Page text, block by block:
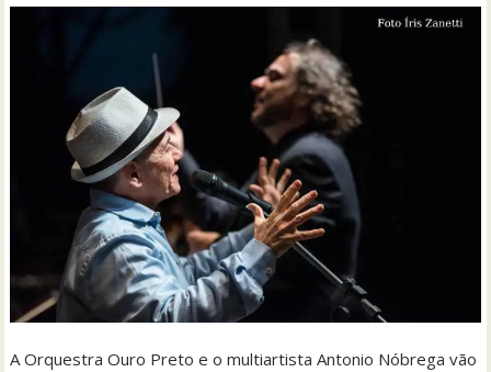
A Orquestra Ouro Preto e o multiartista Antonio Nóbrega vão